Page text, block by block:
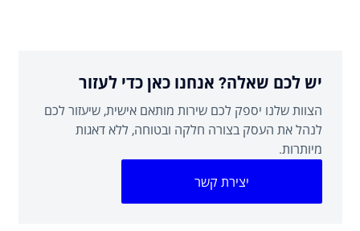
יש לכם שאלה? אנחנו כאן כדי לעזור
הצוות שלנו יספק לכם שירות מותאם אישית, שיעזור לכם
לנהל את העסק בצורה חלקה ובטוחה, ללא דאגות
מיותרות.
יצירת קשר